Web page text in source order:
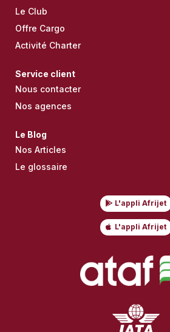
Le Club
Offre Cargo
Activité Charter
Service client
Nous contacter
Nos agences
Le Blog
Nos Articles
Le glossaire
L'appli Afrijet
L'appli Afrijet